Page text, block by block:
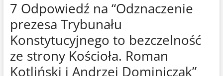
7 Odpowiedź na “Odznaczenie
prezesa Trybunału
Konstytucyjnego to bezczelność
ze strony Kościoła. Roman
Kotliński i Andrzej Dominiczak”